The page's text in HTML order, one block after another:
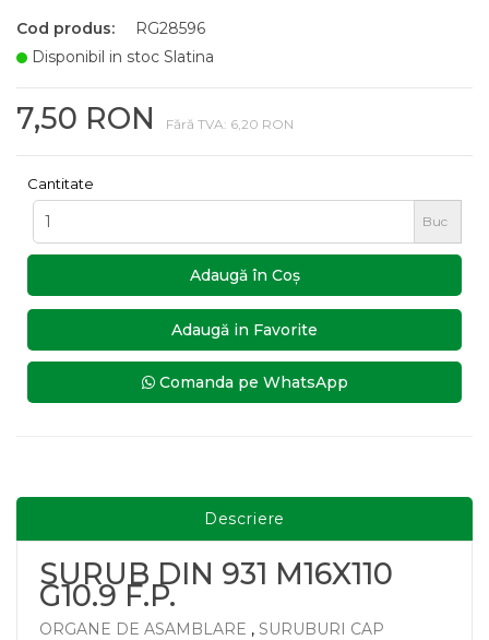
Cod produs:
RG28596
Disponibil in stoc Slatina
7,50 RON Fără TVA: 6,20 RON
Cantitate
Buc
Adaugă în Coş
Adaugă in Favorite
Comanda pe WhatsApp
Descriere
SURUB DIN 931 M16X110
G10.9 F.P.
ORGANE DE ASAMBLARE , SURUBURI CAP